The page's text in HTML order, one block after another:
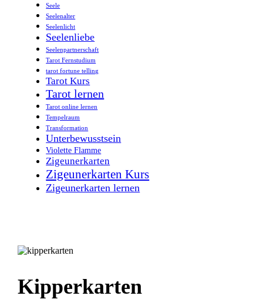
Seele
Seelenalter
Seelenlicht
Seelenliebe
Seelenpartnerschaft
Tarot Fernstudium
tarot fortune telling
Tarot Kurs
Tarot lernen
Tarot online lernen
Tempelraum
Transformation
Unterbewusstsein
Violette Flamme
Zigeunerkarten
Zigeunerkarten Kurs
Zigeunerkarten lernen
Kipperkarten